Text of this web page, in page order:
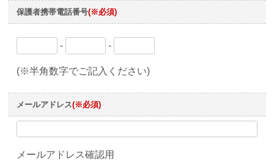
保護者携帯電話番号(※必須)
- -
(※半角数字でご記入ください)
メールアドレス(※必須)
メールアドレス確認用